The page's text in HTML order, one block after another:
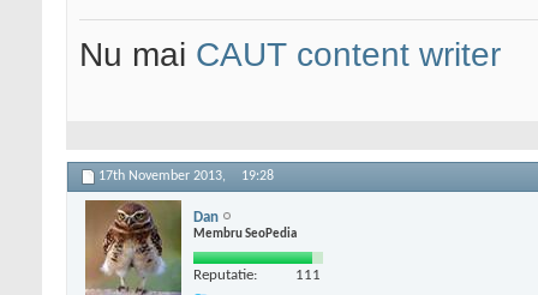
Nu mai CAUT content writer
17th November 2013, 19:28
Dan
Membru SeoPedia
Reputatie: 111